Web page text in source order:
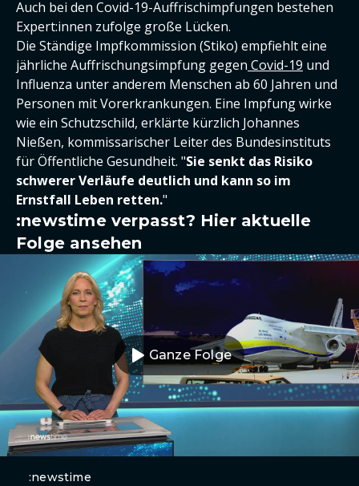
Auch bei den Covid-19-Auffrischimpfungen bestehen
Expert:innen zufolge große Lücken.
Die Ständige Impfkommission (Stiko) empfiehlt eine
jährliche Auffrischungsimpfung gegen Covid-19 und
Influenza unter anderem Menschen ab 60 Jahren und
Personen mit Vorerkrankungen. Eine Impfung wirke
wie ein Schutzschild, erklärte kürzlich Johannes
Nießen, kommissarischer Leiter des Bundesinstituts
für Öffentliche Gesundheit. "Sie senkt das Risiko
schwerer Verläufe deutlich und kann so im
Ernstfall Leben retten."
:newstime verpasst? Hier aktuelle
Folge ansehen
Ganze Folge
:newstime